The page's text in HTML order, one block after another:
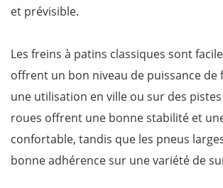
et prévisible.
Les freins à patins classiques sont
offrent un bon niveau de puissance de
une utilisation en ville ou sur des pistes
roues offrent une bonne stabilité et
confortable, tandis que les pneus
bonne adhérence sur une variété de